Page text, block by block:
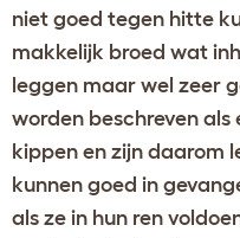
niet goed tegen hitte
makkelijk broed wat
leggen maar wel zeer
worden beschreven
kippen en zijn daarom
kunnen goed in
als ze in hun ren